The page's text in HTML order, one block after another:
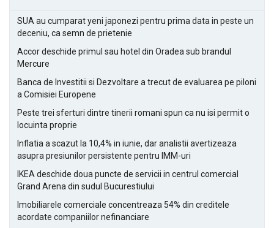
SUA au cumparat yeni japonezi pentru prima data in peste un
deceniu, ca semn de prietenie
Accor deschide primul sau hotel din Oradea sub brandul
Mercure
Banca de Investitii si Dezvoltare a trecut de evaluarea pe piloni
a Comisiei Europene
Peste trei sferturi dintre tinerii romani spun ca nu isi permit o
locuinta proprie
Inflatia a scazut la 10,4% in iunie, dar analistii avertizeaza
asupra presiunilor persistente pentru IMM-uri
IKEA deschide doua puncte de servicii in centrul comercial
Grand Arena din sudul Bucurestiului
Imobiliarele comerciale concentreaza 54% din creditele
acordate companiilor nefinanciare